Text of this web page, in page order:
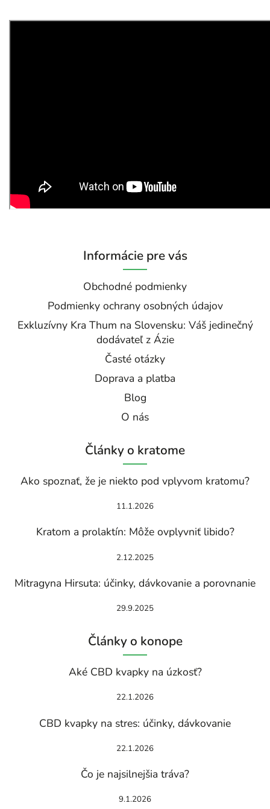
Informácie pre vás
Obchodné podmienky
Podmienky ochrany osobných údajov
Exkluzívny Kra Thum na Slovensku: Váš jedinečný
dodávateľ z Ázie
Časté otázky
Doprava a platba
Blog
O nás
Články o kratome
Ako spoznať, že je niekto pod vplyvom kratomu?
11.1.2026
Kratom a prolaktín: Môže ovplyvniť libido?
2.12.2025
Mitragyna Hirsuta: účinky, dávkovanie a porovnanie
29.9.2025
Články o konope
Aké CBD kvapky na úzkosť?
22.1.2026
CBD kvapky na stres: účinky, dávkovanie
22.1.2026
Čo je najsilnejšia tráva?
9.1.2026